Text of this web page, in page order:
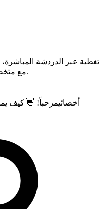
تغطية عبر الدردشة المباشرة،
مع متخصصين لمتابعة كل مرحلة من طلبك.
BoostRoyal · أخصائيمرحباً! 👋 كيف